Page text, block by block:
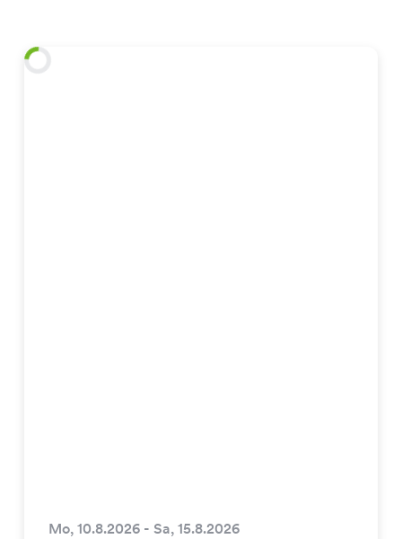
Mo, 10.8.2026 - Sa, 15.8.2026